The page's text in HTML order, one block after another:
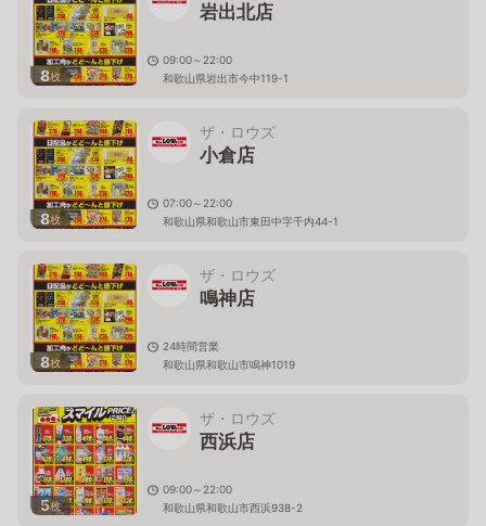
8枚
岩出北店
09:00～22:00
和歌山県岩出市今中119-1
8枚
ザ・ロウズ
小倉店
07:00～22:00
和歌山県和歌山市東田中字千内44-1
8枚
ザ・ロウズ
鳴神店
24時間営業
和歌山県和歌山市鳴神1019
5枚
ザ・ロウズ
西浜店
09:00～22:00
和歌山県和歌山市西浜938-2